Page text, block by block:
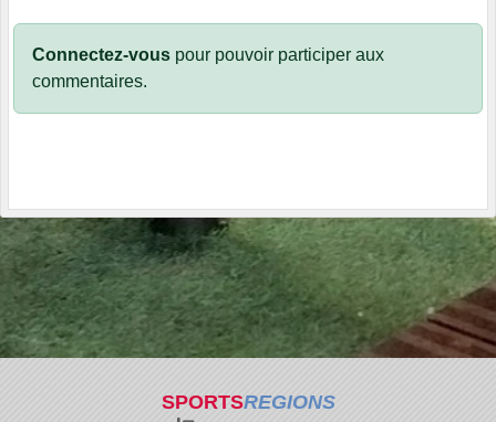
Connectez-vous pour pouvoir participer aux
commentaires.
SPORTSREGIONS